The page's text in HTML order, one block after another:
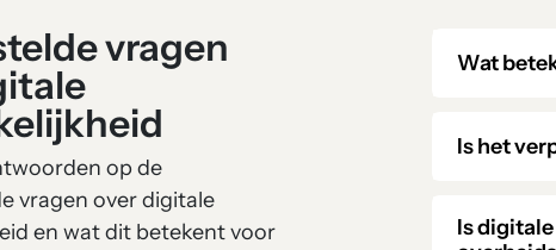
vragen
op de
vragen over digitale
en wat dit betekent voor
Wat
Is het
Is